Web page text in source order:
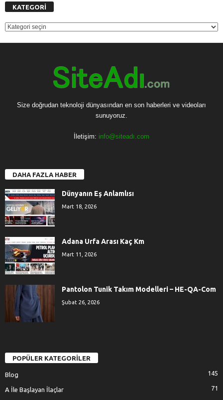
KATEGORİ
KATEGORİ
Size doğrudan teknoloji dünyasından en son haberleri ve videoları
sunuyoruz.
İletişim: info@siteadı.com
DAHA FAZLA HABER
Dünyanın Eş Anlamlısı
Mart 18, 2026
Adana Urfa Arası Kaç Km
Mart 11, 2026
Pantolon Tunik Takım Modelleri – HE-QA-Com
Şubat 26, 2026
POPÜLER KATEGORİLER
Blog 145
A İle Başlayan İlaçlar 71